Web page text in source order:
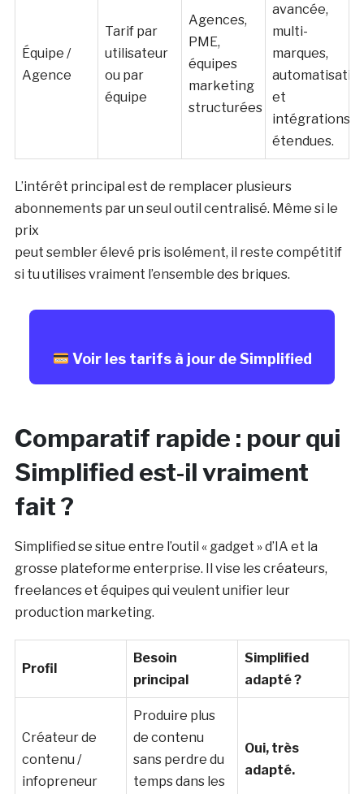
Équipe /
Agence
Tarif par
utilisateur
ou par
équipe
Agences,
PME,
équipes
marketing
structurées
avancée,
multi-
marques,
et
intégrations
étendues.
L’intérêt principal est de remplacer plusieurs
abonnements par un seul outil centralisé. Même si le
prix
peut sembler élevé pris isolément, il reste compétitif
si tu utilises vraiment l’ensemble des briques.
Voir les tarifs à jour de Simplified
Comparatif rapide : pour qui
Simplified est-il vraiment
fait ?
Simplified se situe entre l’outil « gadget » d’IA et la
grosse plateforme enterprise. Il vise les créateurs,
freelances et équipes qui veulent unifier leur
production marketing.
Profil
Besoin
principal
Simplified
adapté ?
Créateur de
contenu /
infopreneur
Produire plus
de contenu
sans perdre du
temps dans les
Oui, très
adapté.